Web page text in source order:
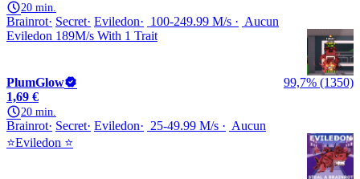
20 min.
Brainrot Secret Eviledon 100-249.99 M/s
Aucun
Eviledon 189M/s With 1 Trait
PlumGlow
99,7% (1350)
1,69 €
20 min.
Brainrot Secret Eviledon 25-49.99 M/s
Aucun
⭐Eviledon ⭐